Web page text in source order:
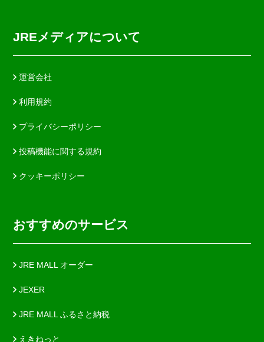
JREメディアについて
運営会社
利用規約
プライバシーポリシー
投稿機能に関する規約
クッキーポリシー
おすすめのサービス
JRE MALL オーダー
JEXER
JRE MALL ふるさと納税
えきねっと